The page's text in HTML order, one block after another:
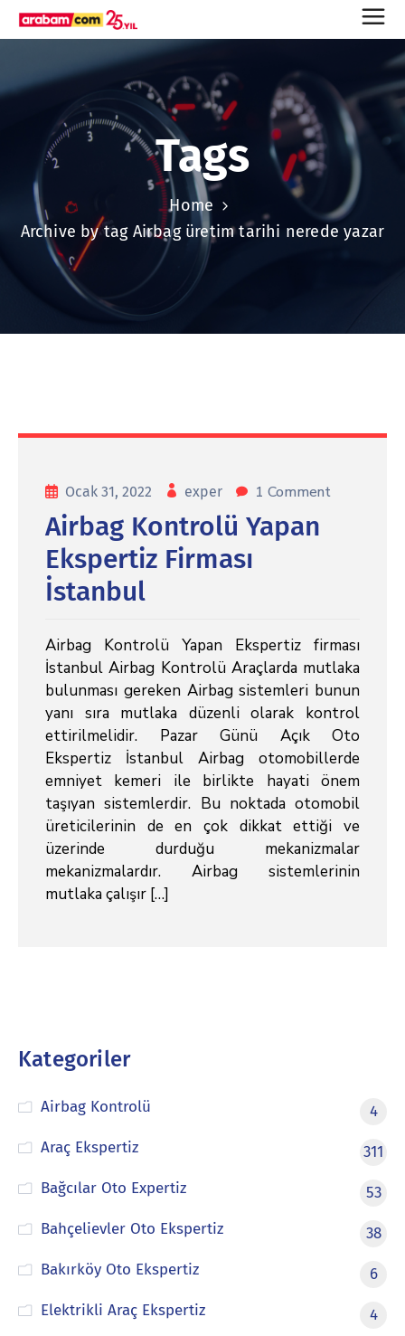
Tags
Home
Archive by tag Airbag üretim tarihi nerede yazar
Ocak 31, 2022 exper 1 Comment
Airbag Kontrolü Yapan
Ekspertiz Firması
İstanbul
Airbag Kontrolü Yapan Ekspertiz firması
İstanbul Airbag Kontrolü Araçlarda mutlaka
bulunması gereken Airbag sistemleri bunun
yanı sıra mutlaka düzenli olarak kontrol
ettirilmelidir. Pazar Günü Açık Oto
Ekspertiz İstanbul Airbag otomobillerde
emniyet kemeri ile birlikte hayati önem
taşıyan sistemlerdir. Bu noktada otomobil
üreticilerinin de en çok dikkat ettiği ve
üzerinde durduğu mekanizmalar
mekanizmalardır. Airbag sistemlerinin
mutlaka çalışır […]
Kategoriler
Airbag Kontrolü
4
Araç Ekspertiz
311
Bağcılar Oto Expertiz
53
Bahçelievler Oto Ekspertiz
38
Bakırköy Oto Ekspertiz
6
Elektrikli Araç Ekspertiz
4